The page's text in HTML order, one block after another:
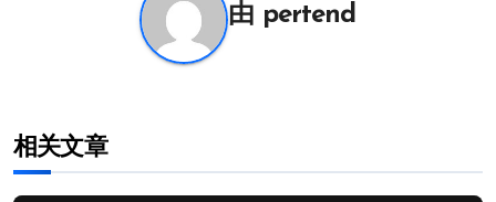
由 pertend
相关文章